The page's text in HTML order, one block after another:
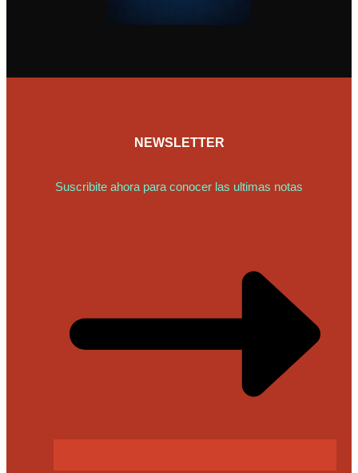
NEWSLETTER
Suscribite ahora para conocer las ultimas notas